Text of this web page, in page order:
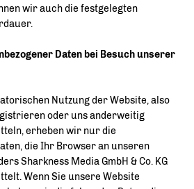
wir auch die festgelegten
Daten bei Besuch unserer
Nutzung der Website, also
oder uns anderweitig
erheben wir nur die
die Ihr Browser an unseren
Sharkness Media GmbH & Co. KG
Wenn Sie unsere Website